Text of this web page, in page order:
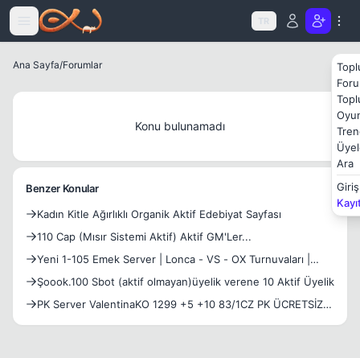
Icerige atla
TR
Ara
Giriş
Ana Sayfa/Forumlar
Konu bulunamadı
Benzer Konular
Kadın Kitle Ağırlıklı Organik Aktif Edebiyat Sayfası
110 Cap (Mısır Sistemi Aktif) Aktif GM'Ler...
Yeni 1-105 Emek Server | Lonca - VS - OX Turnuvaları |
Kayıtlar Aktif - Pack Aktif
Şoook.100 Sbot (aktif olmayan)üyelik verene 10 Aktif Üyelik
PK Server ValentinaKO 1299 +5 +10 83/1CZ PK ÜCRETSİZ